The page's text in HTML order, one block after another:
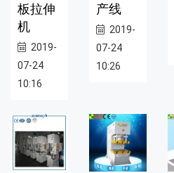
板拉伸
机
2019-
07-24
10:16
产线
2019-
07-24
10:26